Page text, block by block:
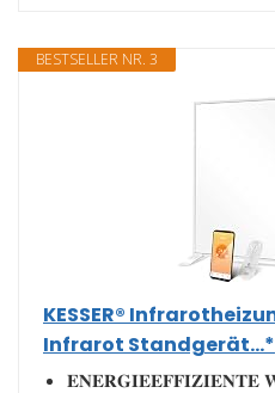
BESTSELLER NR. 3
KESSER®
Infrarot Standgerät...*
𝐄𝐍𝐄𝐑𝐆𝐈𝐄𝐄𝐅𝐅𝐈𝐙𝐈𝐄𝐍𝐓𝐄